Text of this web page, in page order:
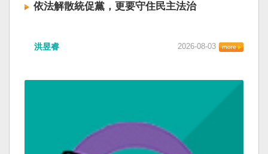
依法解散統促黨，更要守住民主法治
洪昱睿 2026-08-03